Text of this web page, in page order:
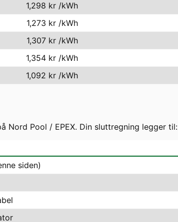
1,298 kr /kWh
1,273 kr /kWh
1,307 kr /kWh
1,354 kr /kWh
1,092 kr /kWh
Nord Pool / EPEX. Din sluttregning legger til:
siden)